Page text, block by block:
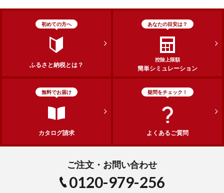
初めての方へ
ふるさと納税とは？
あなたの目安は？
控除上限額
簡単シミュレーション
無料でお届け
カタログ請求
疑問をチェック！
よくあるご質問
ご注文・お問い合わせ
0120-979-256